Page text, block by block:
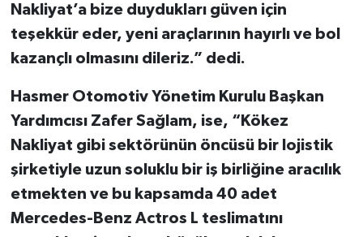
Nakliyat’a bize duyduklarıgüven için
teşekkür eder, yeni araçlarının hayırl ıve bol
kazançl ıolmasınıdileriz.” dedi.
Hasmer Otomotiv Yönetim Kurulu Baş kan
Yard ımcısıZafer Sağ lam, ise, “Kökez
Nakliyat gibi sektörünün öncüsü bir lojistik
şirketiyle uzun soluklu bir iş birliğine aracıl ık
etmekten ve bu kapsamda 40 adet
Mercedes-Benz Actros L teslimatını